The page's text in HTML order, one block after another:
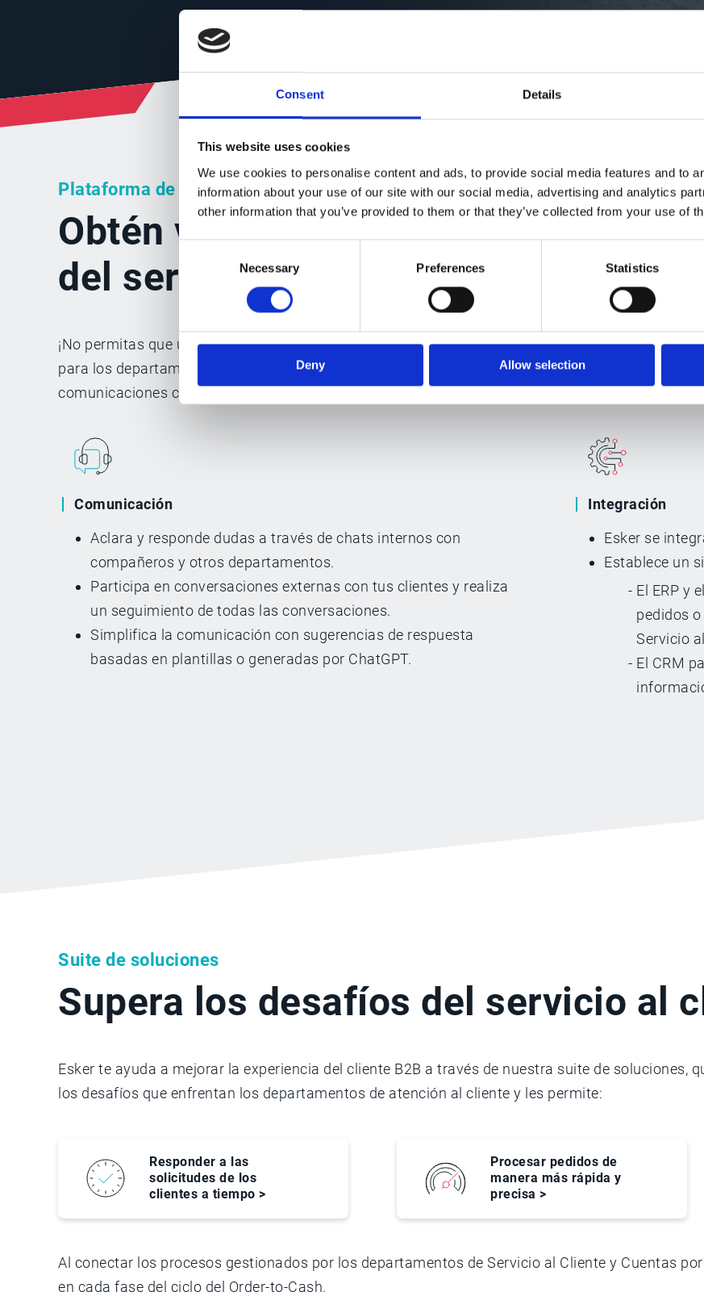
Consent Details
This website uses cookies
We use cookies to personalise content and ads, to provide social media features and to
information about your use of our site with our social media, advertising and analytics
other information that you’ve provided to them or that they’ve collected from your use of
Necessary Preferences Statistics
Deny Allow selection
Plataforma de comunicación integrada
Obtén visibilidad del 100% sobre
del servicio al cliente
¡No permitas que un correo electrónico de un cliente se pierda nunca más! Esker ofrece un
para los departamentos de atención al cliente, actuando como un panel único para todas las
comunicaciones con los clientes.
Comunicación
Aclara y responde dudas a través de chats internos con
compañeros y otros departamentos.
Participa en conversaciones externas con tus clientes y realiza
un seguimiento de todas las conversaciones.
Simplifica la comunicación con sugerencias de respuesta
basadas en plantillas o generadas por ChatGPT.
Integración
Esker se
Establece un
El ERP y
pedidos
Servicio
El CRM
Suite de soluciones
Supera los desafíos del servicio al
Esker te ayuda a mejorar la experiencia del cliente B2B a través de nuestra suite de soluciones,
los desafíos que enfrentan los departamentos de atención al cliente y les permite:
Responder a las
solicitudes de los
clientes a tiempo >
Procesar pedidos de
manera más rápida y
precisa >
Al conectar los procesos gestionados por los departamentos de Servicio al Cliente y Cuentas
en cada fase del ciclo del Order-to-Cash.